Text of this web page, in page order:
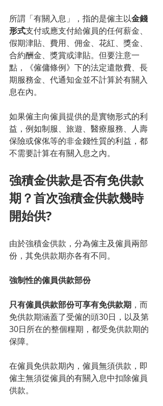
所謂「有關入息」，指的是僱主以金錢
形式支付或應支付給僱員的任何薪金、
假期津貼、費用、佣金、花紅、獎金、
合約酬金、獎賞或津貼。但要注意一
點，《僱傭條例》下的法定遣散費、長
期服務金、代通知金並不計算於有關入
息在內。
如果僱主向僱員提供的是實物形式的利
益，例如制服、旅遊、醫療服務、人壽
保險或傢俬等的非金錢性質的利益，都
不需要計算在有關入息之內。
強積金供款是否有免供款
期？首次強積金供款幾時
開始供?
由於強積金供款，分為僱主及僱員兩部
份，其免供款期亦各有不同。
強制性的僱員供款部份
只有僱員供款部份可享有免供款期 ，而
免供款期涵蓋了受僱的頭30日，以及第
30日所在的整個糧期，都受免供款期的
保障。
在僱員免供款期內，僱員無須供款，即
僱主無須從僱員的有關入息中扣除僱員
供款。